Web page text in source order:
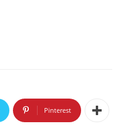
Pinterest